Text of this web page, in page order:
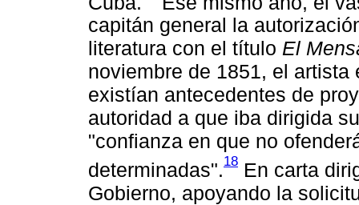
capitán general la
literatura con el título El
noviembre de 1851, el
existían antecedentes de
autoridad a que iba dirigida
"confianza en que no
determinadas".18 En carta
Gobierno, apoyando la